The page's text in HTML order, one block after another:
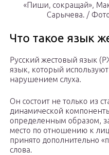
«Пиши, сокращай»,
Сарычева. /
Что такое язык
Русский жестовый язык
язык, который
нарушением слуха.
Он состоит не только из
динамической
определенным образом,
место по отношению к
принято дополнительно
слова.